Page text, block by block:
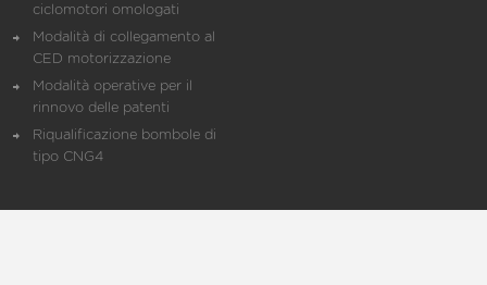
ciclomotori omologati
Modalità di collegamento al
CED motorizzazione
Modalità operative per il
rinnovo delle patenti
Riqualificazione bombole di
tipo CNG4